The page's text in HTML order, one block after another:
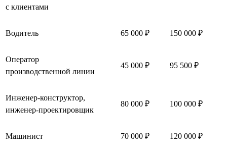
с клиентами
Водитель 65 000 ₽ 150 000 ₽
Оператор
производственной линии
45 000 ₽ 95 500 ₽
Инженер-конструктор,
инженер-проектировщик
80 000 ₽ 100 000 ₽
Машинист 70 000 ₽ 120 000 ₽